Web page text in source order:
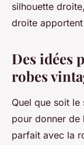
silhouette
droite
Des idées
robes
Quel que soit le
pour donner de
parfait avec la